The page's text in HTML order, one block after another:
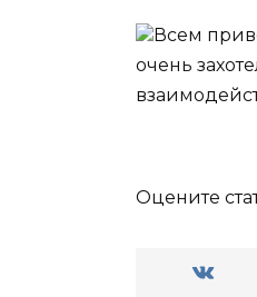
Всем
очень
Оцените